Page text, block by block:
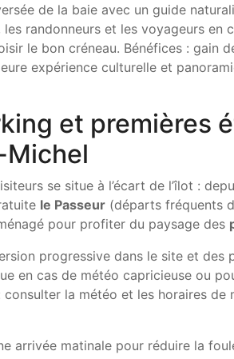
de la baie avec un guide
randonneurs et les voyageurs en
le bon créneau. Bénéfices : gain
expérience culturelle et
et premières
se situe à l’écart de l’îlot :
le Passeur (départs fréquents
pour profiter du paysage des
progressive dans le site et des
en cas de météo capricieuse ou
la météo et les horaires de
arrivée matinale pour réduire la